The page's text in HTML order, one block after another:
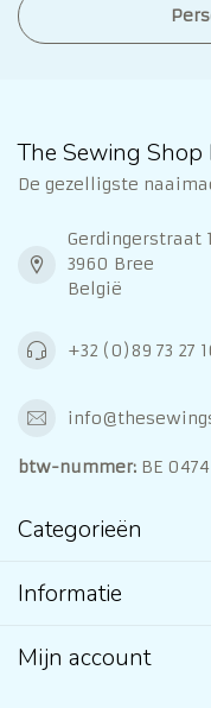
The Sewing Shop
De gezelligste
Gerdingerstraat
3960 Bree
België
+32 (0)89 73 27
btw-nummer: BE 0474
Categorieën
Informatie
Mijn account